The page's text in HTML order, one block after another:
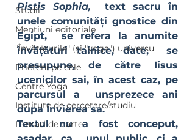
Studii
Mentiuni editoriale
"Învățăturile" (și "yoga") universu
Prieteni pe cale
Centre Yoga
Institute de cercetare/studiu
Lansari de carte
Pistis Sophia,
text sacru în
unele comunități gnostice din
Egipt,  se refera la anumite
învățături tainice, date,  se
presupune, de către Iisus
ucenicilor sai, în acest caz, pe
parcursul a  unsprezece ani
dupa Învierea sa.
Textul nu a fost conceput,